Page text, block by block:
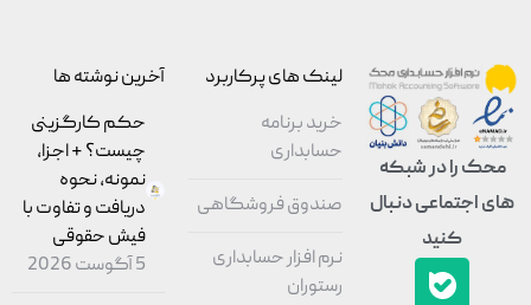
محک را در شبکه
های اجتماعی دنبال
کنید
لینک های پرکاربرد
خرید برنامه
حسابداری
صندوق فروشگاهی
نرم افزار حسابداری
رستوران
آخرین نوشته ها
حکم کارگزینی
چیست؟ + اجزا،
نمونه، نحوه
دریافت و تفاوت با
فیش حقوقی
5 آگوست 2026